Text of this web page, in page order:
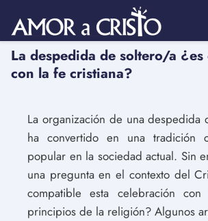
La despedida de soltero/a ¿es
con la fe cristiana?
La organización de una despedida
ha convertido en una tradición
popular en la sociedad actual. Sin
una pregunta en el contexto del
compatible esta celebración
principios de la religión? Algunos